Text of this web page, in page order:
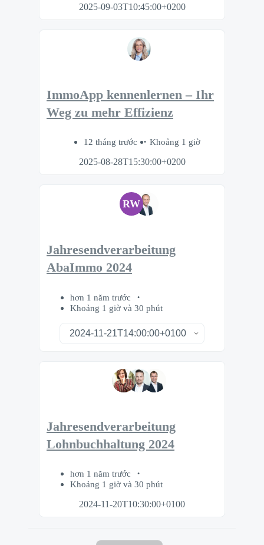
2025-09-03T10:45:00+0200
ImmoApp kennenlernen – Ihr
Weg zu mehr Effizienz
12 tháng trước
Khoảng 1 giờ
2025-08-28T15:30:00+0200
RW
Jahresendverarbeitung
AbaImmo 2024
hơn 1 năm trước
Khoảng 1 giờ và 30 phút
Jahresendverarbeitung
Lohnbuchhaltung 2024
hơn 1 năm trước
Khoảng 1 giờ và 30 phút
2024-11-20T10:30:00+0100